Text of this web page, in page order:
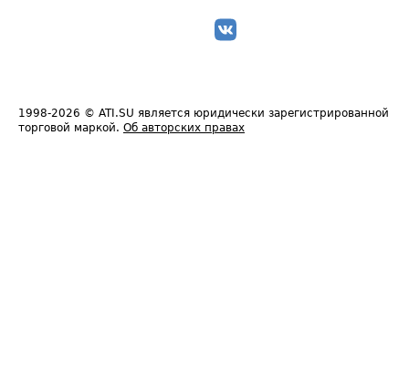
1998-2026 © ATI.SU является юридически зарегистрированной
торговой маркой. Об авторских правах